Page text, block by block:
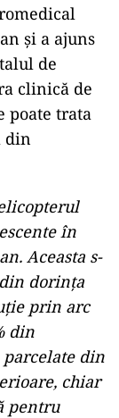
şi a ajuns
de
clinică de
poate trata
din
în
Aceasta s-
dorinţa
prin arc
din
parcelate din
chiar
pentru